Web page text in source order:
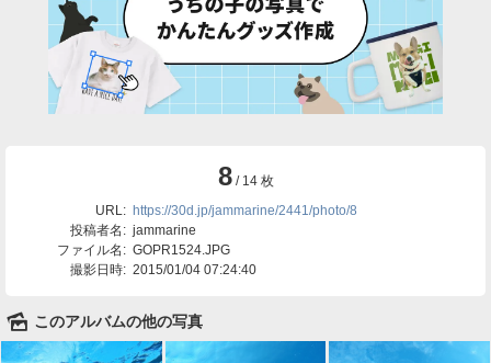
8 / 14 枚
URL: https://30d.jp/jammarine/2441/photo/8
投稿者名: jammarine
ファイル名: GOPR1524.JPG
撮影日時: 2015/01/04 07:24:40
🌄 このアルバムの他の写真